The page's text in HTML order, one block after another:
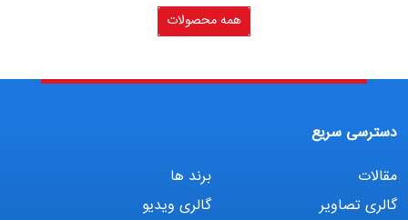
همه محصولات
دسترسی سریع
مقالات
برند ها
گالری تصاویر
گالری ویدیو